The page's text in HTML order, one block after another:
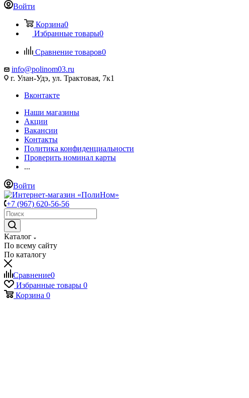
Войти
Корзина0
Избранные товары0
Сравнение товаров0
info@polinom03.ru
г. Улан-Удэ, ул. Трактовая, 7к1
Вконтакте
Наши магазины
Акции
Вакансии
Контакты
Политика конфиденциальности
Проверить номинал карты
...
Войти
+7 (967) 620-56-56
Каталог
По всему сайту
По каталогу
Сравнение0
Избранные товары 0
Корзина 0